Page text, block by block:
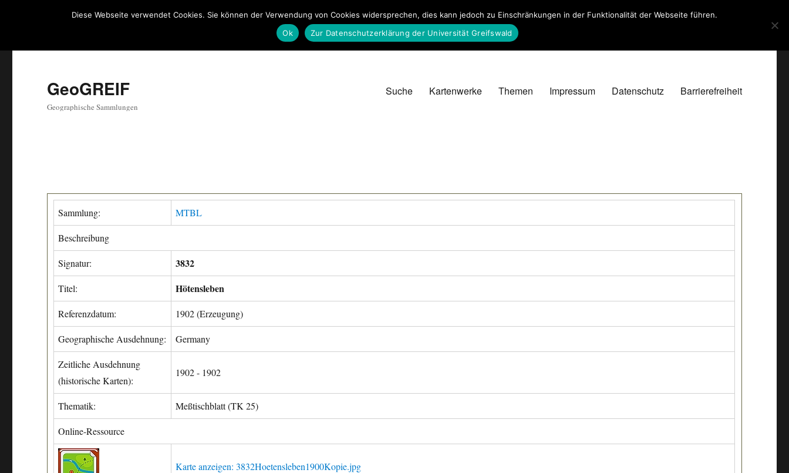
GeoGREIF
Geographische Sammlungen
Suche Kartenwerke Themen Impressum Datenschutz Barrierefreiheit
Sammlung: MTBL
Beschreibung
Signatur: 3832
Titel: Hötensleben
Referenzdatum: 1902 (Erzeugung)
Geographische Ausdehnung: Germany
Zeitliche Ausdehnung
(historische Karten):
1902 - 1902
Thematik: Meßtischblatt (TK 25)
Online-Ressource
Karte anzeigen: 3832Hoetensleben1900Kopie.jpg
Diese Webseite verwendet Cookies. Sie können der Verwendung von Cookies widersprechen, dies kann jedoch zu Einschränkungen in der Funktionalität der Webseite führen.
Ok
Zur Datenschutzerklärung der Universität Greifswald